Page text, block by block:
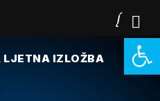
LJETNA IZLOŽBA